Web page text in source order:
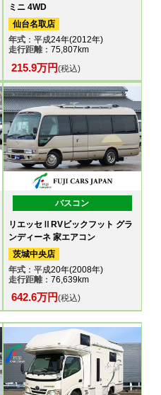
ミニ 4WD
仙台名取店
年式：平成24年(2012年)
走行距離：75,807km
215.9万円(税込)
バスコン
リエッセⅡRVビックフット グラ
ンディーネ 家エアコン
茨城中央店
年式：平成20年(2008年)
走行距離：76,639km
642.6万円(税込)